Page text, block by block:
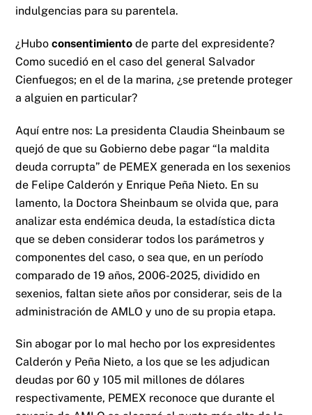
indulgencias para su parentela.
¿Huboconsentimiento de parte del expresidente?
Como sucedió en el caso del general Salvador
Cienfuegos; en el de la marina, ¿se pretende proteger
a alguien en particular?
Aquí entre nos: La presidenta Claudia Sheinbaum se
quejó de que su Gobierno debe pagar “la maldita
deuda corrupta” de PEMEX generada en los sexenios
de Felipe Calderón y Enrique Peña Nieto. En su
lamento, la Doctora Sheinbaum se olvida que, para
analizar esta endémica deuda, la estadística dicta
que se deben considerar todos los parámetros y
componentes del caso, o sea que, en un período
comparado de 19 años, 2006-2025, dividido en
sexenios, faltan siete años por considerar, seis de la
administración de AMLO y uno de su propia etapa.
Sin abogar por lo mal hecho por los expresidentes
Calderón y Peña Nieto, a los que se les adjudican
deudas por 60 y 105 mil millones de dólares
respectivamente, PEMEX reconoce que durante el